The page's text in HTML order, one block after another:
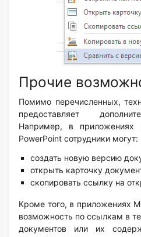
Прочие
Помимо перечисленных,
предоставляет
Например, в приложениях
PowerPoint сотрудники могут:
создать новую версию
открыть карточку
скопировать ссылку на
Кроме того, в приложениях
возможность по ссылкам в
документов или их